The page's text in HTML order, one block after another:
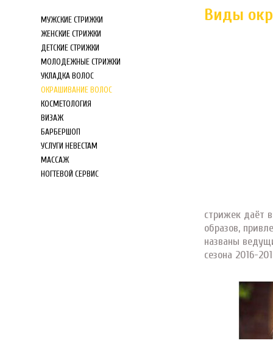
МУЖСКИЕ СТРИЖКИ
ЖЕНСКИЕ СТРИЖКИ
ДЕТСКИЕ СТРИЖКИ
МОЛОДЕЖНЫЕ СТРИЖКИ
УКЛАДКА ВОЛОС
ОКРАШИВАНИЕ ВОЛОС
КОСМЕТОЛОГИЯ
ВИЗАЖ
БАРБЕРШОП
УСЛУГИ НЕВЕСТАМ
МАССАЖ
НОГТЕВОЙ СЕРВИС
Виды
стрижек даёт
образов,
названы
сезона 2016-